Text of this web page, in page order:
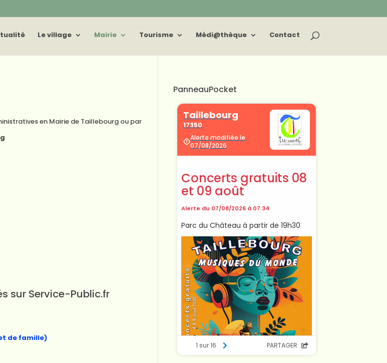
Le village Mairie Tourisme Médi@thèque Contact
en Mairie de Taillebourg ou par
sur Service-Public.fr
de famille)
PanneauPocket